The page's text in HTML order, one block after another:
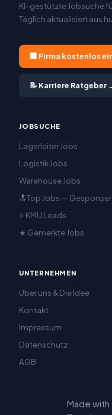
KI-gestützte Jobsuche
Täglich aktualisiert aus
🏢 Firma kostenlos
📝 Karriere Ratgeber
JOBSUCHE
Lagerleiter Jobs
Logistik Jobs
Warehouse Jobs
🔝Top Jobs —
⭐ KMU Leads
★ Gemerkte Jobs
UNTERNEHMEN
Über uns & Die Idee
Kontakt
Impressum
Datenschutz
AGB
Made with